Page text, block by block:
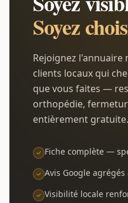
Soyez
Rejoignez l'annuaire
clients locaux qui
que vous faites —
orthopédie,
entièrement gratuite.
Fiche complète —
Avis Google
Visibilité locale